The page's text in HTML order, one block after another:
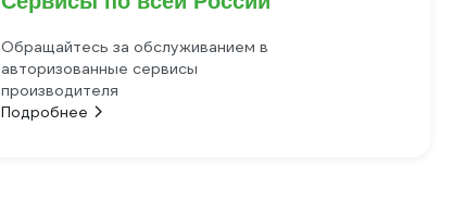
Обращайтесь за обслуживанием в
авторизованные сервисы
производителя
Подробнее